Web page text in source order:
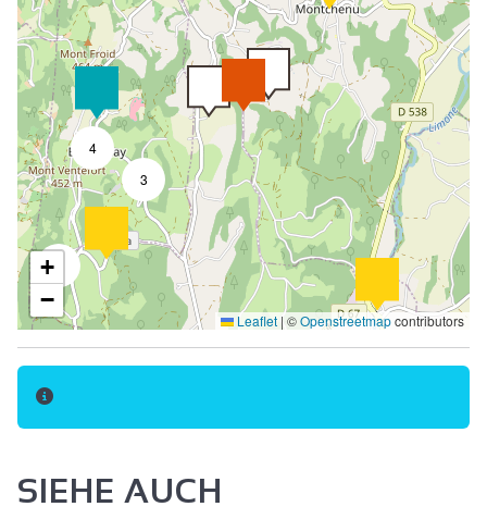
Wohnzimmer/Esszimmer
Bedcouch
Bett 90 cm
Bett 160 cm
Babyausrüstung
Kinderhochstuhl
Wickeltisch
Staubsauger
Gefrierschrank
Abzugshaube
Private Waschmaschine
Bügelausrüstung
3
4
+
−
Leaflet | ©Openstreetmapcontributors
SIEHE AUCH